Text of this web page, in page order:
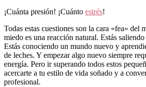
¡Cuánta presión! ¡Cuánto estrés!
Todas estas cuestiones son la cara «fea» del
miedo es una reacción natural. Estás
Estás conociendo un mundo nuevo y
de leches. Y empezar algo nuevo siempre
energía. Pero ir superando todos estos
acercarte a tu estilo de vida soñado y a
profesional.